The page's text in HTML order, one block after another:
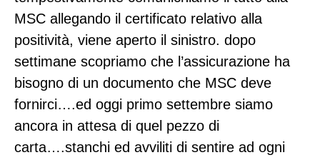
MSC allegando il certificato relativo alla
positività, viene aperto il sinistro. dopo
settimane scopriamo che l’assicurazione ha
bisogno di un documento che MSC deve
fornirci….ed oggi primo settembre siamo
ancora in attesa di quel pezzo di
carta….stanchi ed avviliti di sentire ad ogni